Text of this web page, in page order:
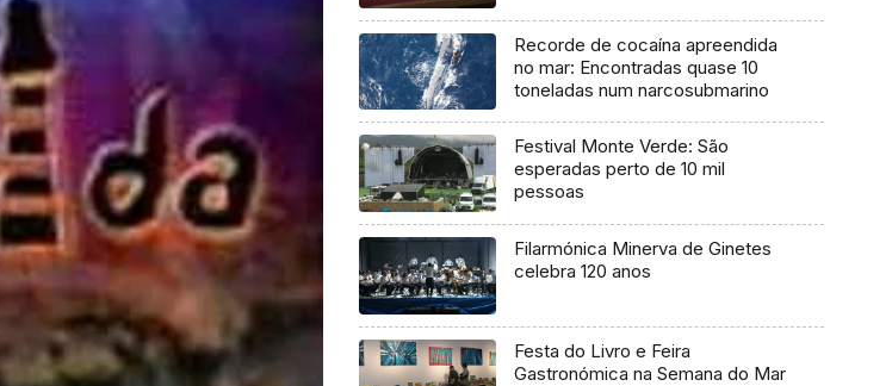
Recorde de cocaína apreendida
no mar: Encontradas quase 10
toneladas num narcosubmarino
Festival Monte Verde: São
esperadas perto de 10 mil
pessoas
Filarmónica Minerva de Ginetes
celebra 120 anos
Festa do Livro e Feira
Gastronómica na Semana do Mar